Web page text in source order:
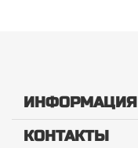
ИНФОРМАЦИЯ
КОНТАКТЫ